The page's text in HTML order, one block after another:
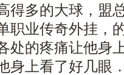
得多的大球，盟
职业传奇外挂，
处的疼痛让他身
身上看了好几眼